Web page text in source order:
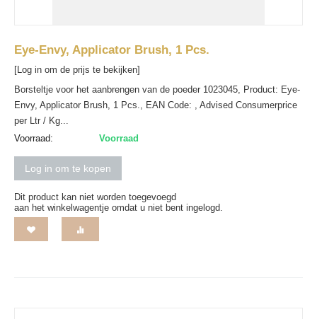
Eye-Envy, Applicator Brush, 1 Pcs.
[Log in om de prijs te bekijken]
Borsteltje voor het aanbrengen van de poeder 1023045, Product: Eye-
Envy, Applicator Brush, 1 Pcs., EAN Code: , Advised Consumerprice
per Ltr / Kg...
Voorraad:
Voorraad
Log in om te kopen
Dit product kan niet worden toegevoegd
aan het winkelwagentje omdat u niet bent ingelogd.